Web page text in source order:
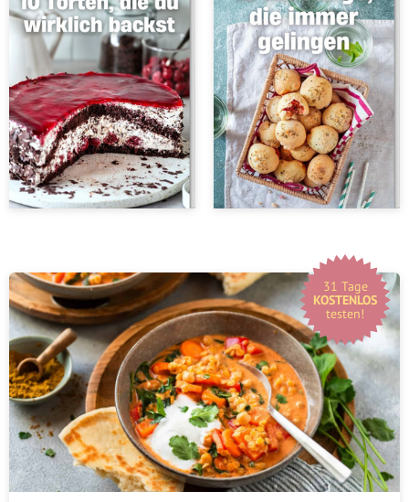
31 Tage
KOSTENLOS
testen!